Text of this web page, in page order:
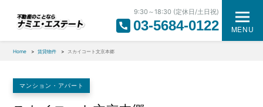
MENU
9:30～18:30 (定休日/土日祝)
03-5684-0122
Home 賃貸物件 スカイコート文京本郷
マンション・アパート